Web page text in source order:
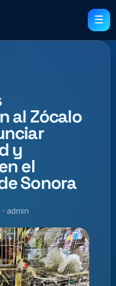
☰
al Zócalo
y
el
Sonora
admin